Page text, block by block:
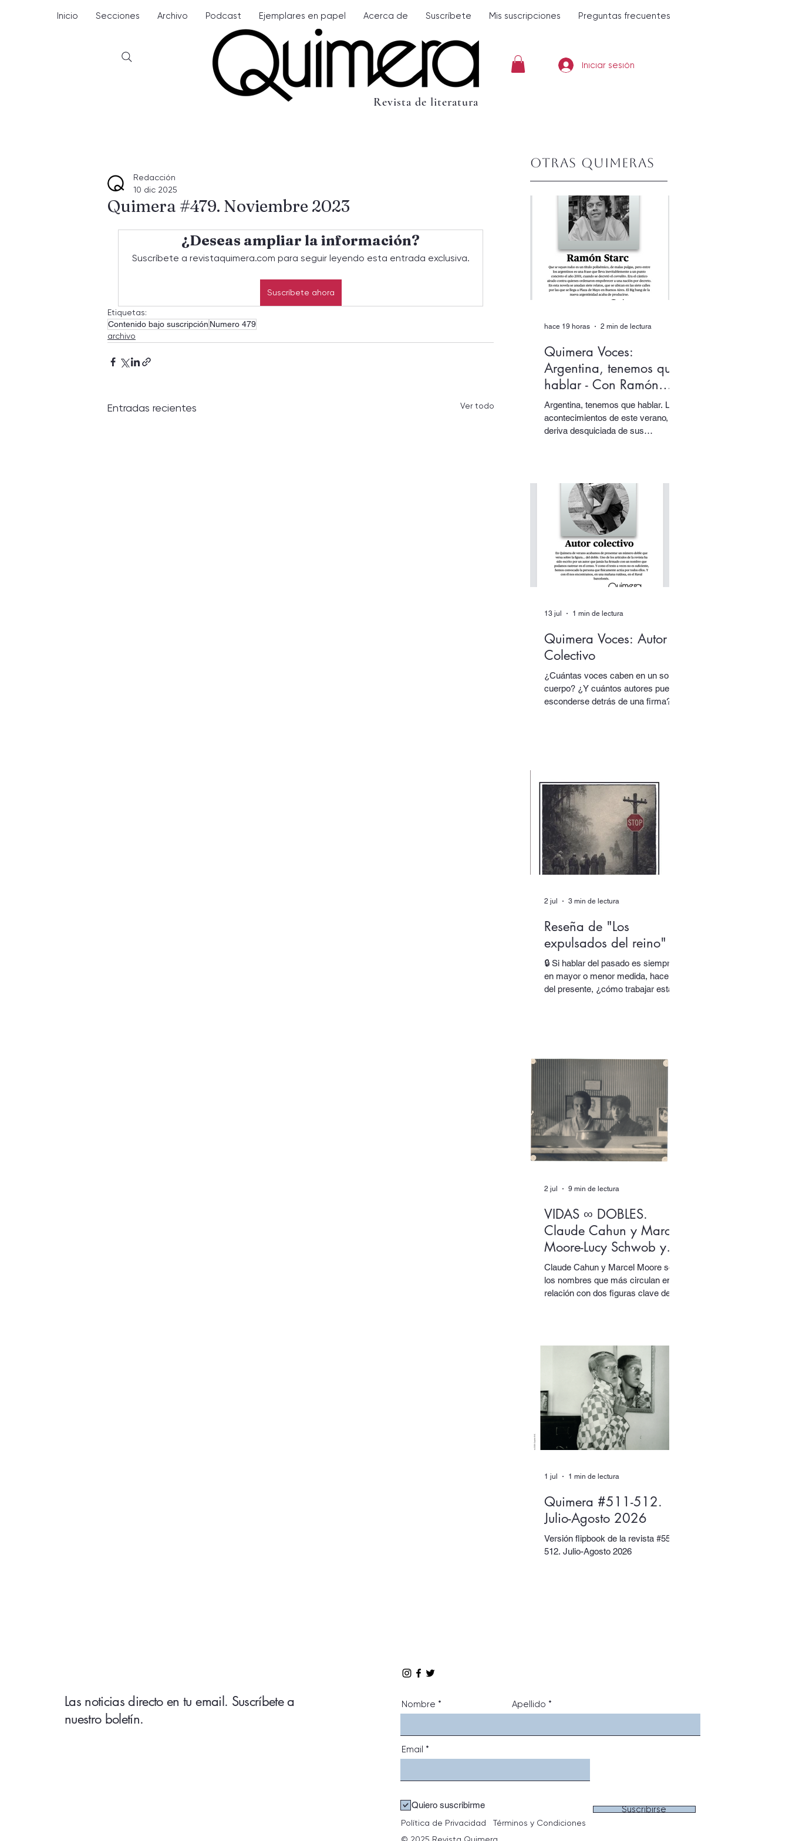
Inicio Secciones Archivo Podcast Ejemplares en papel Acerca de Suscríbete Mis suscripciones Preguntas frecuentes
Iniciar sesión
Revista de literatura
Quimera #479. Noviembre 2023
Redacción
10 dic 2025
¿Deseas ampliar la información?
Suscríbete a revistaquimera.com para seguir leyendo esta entrada exclusiva.
Suscríbete ahora
Etiquetas:
Contenido bajo suscripción Numero 479
archivo
Entradas recientes Ver todo
Otras quimeras
Quimera Voces:
Argentina, tenemos que
hablar - Con Ramón
Starc.
Argentina, tenemos que hablar. Los
acontecimientos de este verano, la
deriva desquiciada de sus
pensarla e interpelarla… que es
justamente lo que nos facilita el
argentino Ramón Starc en su
primera novela, Que se vayan todos
(Candaya).
hace 19 horas 2 min de lectura
Quimera Voces: Autor
Colectivo
¿Cuántas voces caben en un solo
cuerpo? ¿Y cuántos autores pueden
esconderse detrás de una firma?
responsable de una parte de su
obra y de su identidad. Al final,
asistimos incluso al nacimiento de
una nueva voz. En “Autor colectivo”,
el nuevo episodio del podcast de
Quimera, traslada
13 jul 1 min de lectura
Reseña de "Los
expulsados del reino"
🔒 Si hablar del pasado es siempre,
en mayor o menor medida, hacerlo
del presente, ¿cómo trabajar esta
dimensiones, más que dialogar, se
solapan en un mutuo extrañamiento
del que ninguna sale intocada.
2 jul 3 min de lectura
VIDAS ∞ DOBLES.
Claude Cahun y Marcel
Moore-Lucy Schwob y
Suzanne Malherbe
Claude Cahun y Marcel Moore son
los nombres que más circulan en
relación con dos figuras clave del
ilustradora. Artista de performance
y fotógrafa. Introvertide y
extrovertida. Leyendas de la
vanguardia y combatientes de la
resistencia.
2 jul 9 min de lectura
Quimera #511-512.
Julio-Agosto 2026
Versión flipbook de la revista #5511-
512. Julio-Agosto 2026
1 jul 1 min de lectura
Las noticias directo en tu email. Suscríbete a
nuestro boletín.
Nombre Apellido
Email
Quiero suscribirme Suscribirse
Política de Privacidad
Términos y Condiciones
© 2025 Revista Quimera